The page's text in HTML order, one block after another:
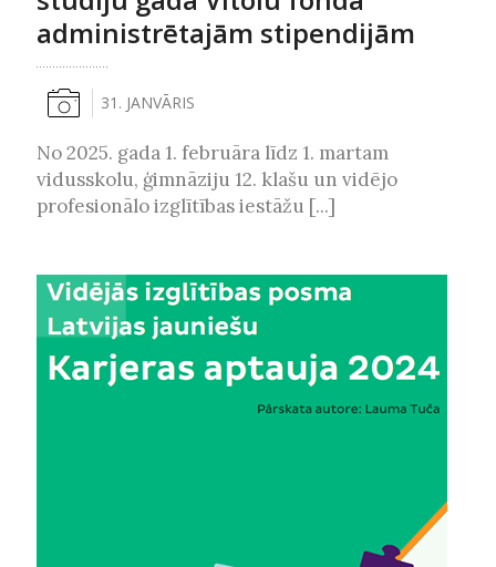
administrētajām stipendijām
31. JANVĀRIS
No 2025. gada 1. februāra līdz 1. martam
vidusskolu, ģimnāziju 12. klašu un vidējo
profesionālo izglītības iestāžu [...]